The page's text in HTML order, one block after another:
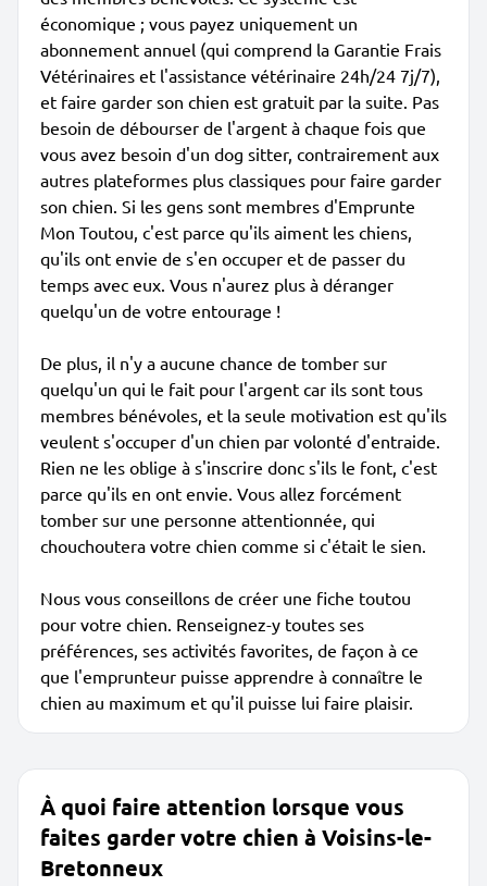
économique ; vous payez uniquement un
abonnement annuel (qui comprend la Garantie Frais
Vétérinaires et l'assistance vétérinaire 24h/24 7j/7),
et faire garder son chien est gratuit par la suite. Pas
besoin de débourser de l'argent à chaque fois que
vous avez besoin d'un dog sitter, contrairement aux
autres plateformes plus classiques pour faire garder
son chien. Si les gens sont membres d'Emprunte
Mon Toutou, c'est parce qu'ils aiment les chiens,
qu'ils ont envie de s'en occuper et de passer du
temps avec eux. Vous n'aurez plus à déranger
quelqu'un de votre entourage !
De plus, il n'y a aucune chance de tomber sur
quelqu'un qui le fait pour l'argent car ils sont tous
membres bénévoles, et la seule motivation est qu'ils
veulent s'occuper d'un chien par volonté d'entraide.
Rien ne les oblige à s'inscrire donc s'ils le font, c'est
parce qu'ils en ont envie. Vous allez forcément
tomber sur une personne attentionnée, qui
chouchoutera votre chien comme si c'était le sien.
Nous vous conseillons de créer une fiche toutou
pour votre chien. Renseignez-y toutes ses
préférences, ses activités favorites, de façon à ce
que l'emprunteur puisse apprendre à connaître le
chien au maximum et qu'il puisse lui faire plaisir.
À quoi faire attention lorsque vous
faites garder votre chien à Voisins-le-
Bretonneux